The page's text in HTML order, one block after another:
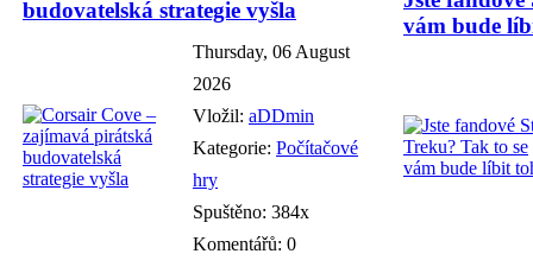
budovatelská strategie vyšla
Thursday, 06 August
2026
Vložil: aDDmin
Kategorie: Počítačové
hry
Spuštěno: 384x
Komentářů: 0
vám bude